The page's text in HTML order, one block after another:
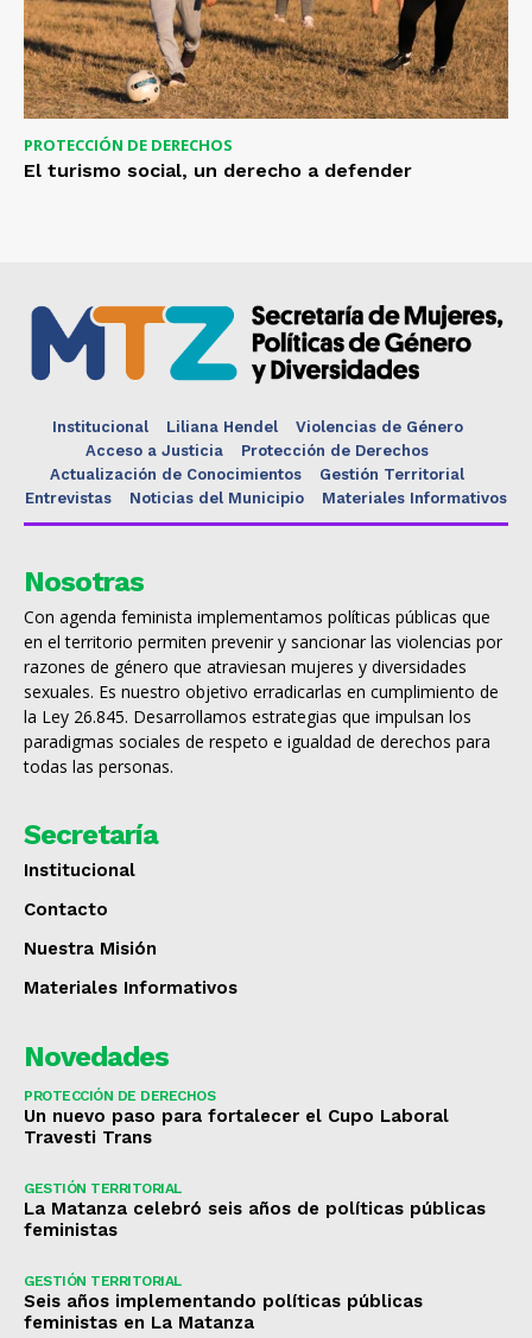
PROTECCIÓN DE DERECHOS
El turismo social, un derecho a defender
Institucional Liliana Hendel
Violencias de Género
Acceso a Justicia
Protección de Derechos
Actualización de Conocimientos
Gestión Territorial
Entrevistas
Noticias del Municipio Materiales Informativos
Nosotras
Con agenda feminista implementamos políticas públicas que
en el territorio permiten prevenir y sancionar las violencias por
razones de género que atraviesan mujeres y diversidades
sexuales. Es nuestro objetivo erradicarlas en cumplimiento de
la Ley 26.845. Desarrollamos estrategias que impulsan los
paradigmas sociales de respeto e igualdad de derechos para
todas las personas.
Secretaría
Institucional
Contacto
Nuestra Misión
Materiales Informativos
Novedades
PROTECCIÓN DE DERECHOS
Un nuevo paso para fortalecer el Cupo Laboral
Travesti Trans
GESTIÓN TERRITORIAL
La Matanza celebró seis años de políticas públicas
feministas
GESTIÓN TERRITORIAL
Seis años implementando políticas públicas
feministas en La Matanza